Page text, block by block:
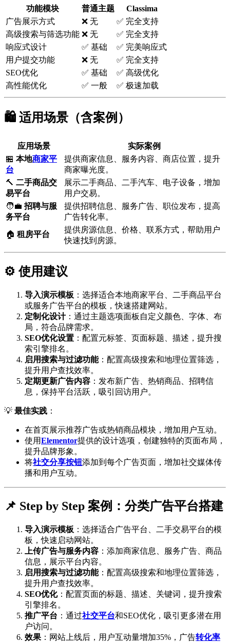
功能模块 普通主题
Classima
广告展示方式
❌ 无
✅ 完全支持
高级搜索与筛选功能 ❌ 无
✅ 完全支持
响应式设计
✅ 基础
✅ 完美响应式
用户提交功能
❌ 无
✅ 完全支持
SEO优化
✅ 基础
✅ 高级优化
高性能优化
✅ 一般 ✅ 极速加载
🛍️ 适用场景（含案例）
应用场景
实际案例
🏪 本地商家平
台
提供商家信息、服务内容、商店位置，提升
商家曝光度。
🔨 二手商品交
易平台
展示二手商品、二手汽车、电子设备，增加
用户交易。
🧑‍💼 招聘与服
务平台
提供招聘信息、服务广告、职位发布，提高
广告转化率。
🏠 租房平台
提供房源信息、价格、联系方式，帮助用户
快速找到房源。
⚙️ 使用建议
导入演示模板 ：选择适合本地商家平台、二手商品平台
或服务广告平台的模板，快速搭建网站。
定制化设计：通过主题选项面板自定义颜色、字体、布
局，符合品牌需求。
SEO优化设置 ：配置元标签、页面标题、描述，提升搜
索引擎排名。
启用搜索与过滤功能：配置高级搜索和地理位置筛选，
提升用户查找效率。
定期更新广告内容 ：发布新广告、热销商品、招聘信
息，保持平台活跃，吸引回访用户。
💡 最佳实践 ：
在首页展示推荐广告或热销商品模块，增加用户互动。
使用Elementor提供的设计选项，创建独特的页面布局，
提升品牌形象。
将社交分享按钮添加到每个广告页面，增加社交媒体传
播和用户互动。
📌 Step by Step 案例：分类广告平台搭建
导入演示模板 ：选择适合广告平台、二手交易平台的模
板，快速启动网站。
上传广告与服务内容 ：添加商家信息、服务广告、商品
信息，展示平台内容。
启用搜索与过滤功能：配置高级搜索和地理位置筛选，
提升用户查找效率。
SEO优化：配置页面的标题、描述、关键词，提升搜索
引擎排名。
推广平台 ：通过社交平台和SEO优化，吸引更多潜在用
户访问。
效果 ：网站上线后，用户互动量增加35%，广告转化率